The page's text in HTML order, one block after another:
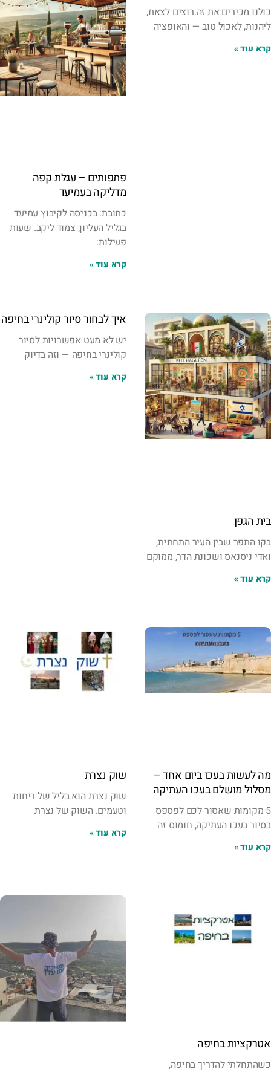
כולנו מכירים את זה.רוצים לצאת,
ליהנות, לאכול טוב — והאופציה
קרא עוד »
פתפותים – עגלת קפה
מדליקה בעמיעד
כתובת: בכניסה לקיבוץ עמיעד
בגליל העליון, צמוד ליקב. שעות
פעילות:
קרא עוד »
בית הגפן
בקו התפר שבין העיר התחתית,
ואדי ניסנאס ושכונת הדר, ממוקם
קרא עוד »
איך לבחור סיור קולינרי בחיפה
יש לא מעט אפשרויות לסיור
קולינרי בחיפה — וזה בדיוק
קרא עוד »
מה לעשות בעכו ביום אחד –
מסלול מושלם בעכו העתיקה
5 מקומות שאסור לכם לפספס
בסיור בעכו העתיקה, חומוס זה
קרא עוד »
שוק נצרת
שוק נצרת הוא בליל של ריחות
וטעמים. השוק של נצרת
קרא עוד »
אטרקציות בחיפה
כשהתחלתי להדריך בחיפה,